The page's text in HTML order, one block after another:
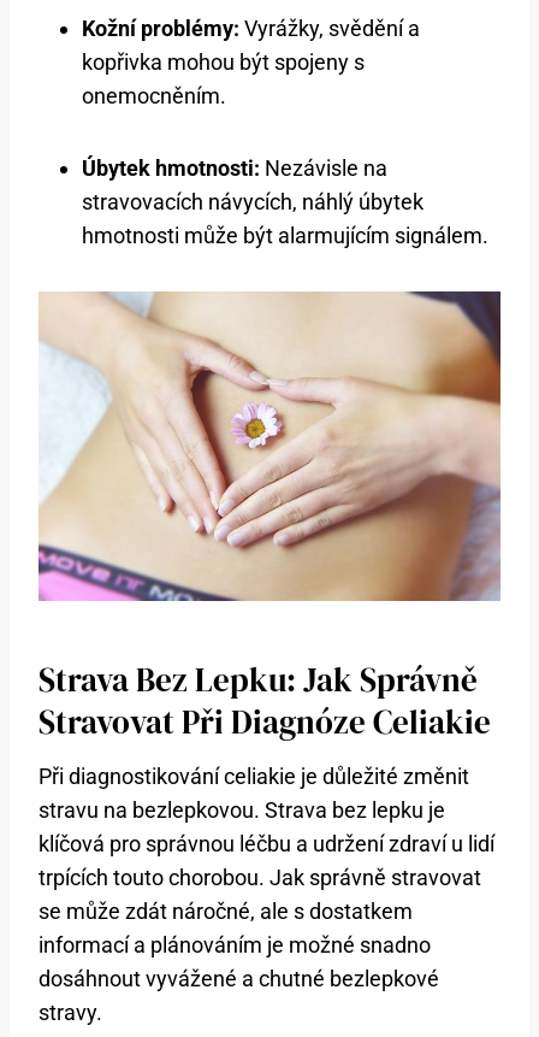
Kožní problémy: Vyrážky, svědění a
kopřivka mohou být spojeny s
onemocněním.
Úbytek hmotnosti: Nezávisle na
stravovacích návycích, náhlý úbytek
hmotnosti může být alarmujícím signálem.
Strava Bez Lepku: Jak Správně
Stravovat Při Diagnóze Celiakie
Při diagnostikování celiakie je důležité změnit
stravu na bezlepkovou. Strava bez lepku je
klíčová pro správnou léčbu a udržení zdraví u lidí
trpících touto chorobou. Jak správně stravovat
se může zdát náročné, ale s dostatkem
informací a plánováním je možné snadno
dosáhnout vyvážené a chutné bezlepkové
stravy.